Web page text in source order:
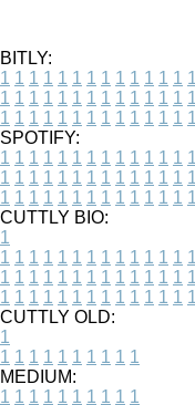
BITLY:
1 1 1 1 1 1 1 1 1 1 1 1 1 1
1 1 1 1 1 1 1 1 1 1 1 1 1 1
1 1 1 1 1 1 1 1 1 1 1 1 1 1
SPOTIFY:
1 1 1 1 1 1 1 1 1 1 1 1 1 1
1 1 1 1 1 1 1 1 1 1 1 1 1 1
1 1 1 1 1 1 1 1 1 1 1 1 1 1
CUTTLY BIO:
1
1 1 1 1 1 1 1 1 1 1 1 1 1 1
1 1 1 1 1 1 1 1 1 1 1 1 1 1
1 1 1 1 1 1 1 1 1 1 1 1 1 1
CUTTLY OLD:
1
1 1 1 1 1 1 1 1 1 1
MEDIUM:
1 1 1 1 1 1 1 1 1 1